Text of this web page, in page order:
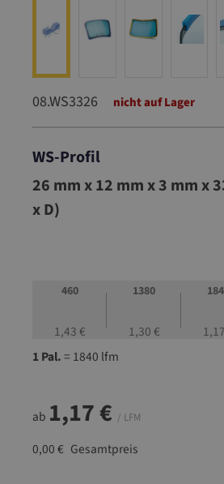
08.WS3326 nicht auf Lager
WS-Profil
08.WS3326
26 mm x 12 mm x 3 mm x
x D)
460
1,43 €
1380
1,30 €
1 Pal.= 1840 lfm
ab 1,17 € / LFM
0,00 € Gesamtpreis